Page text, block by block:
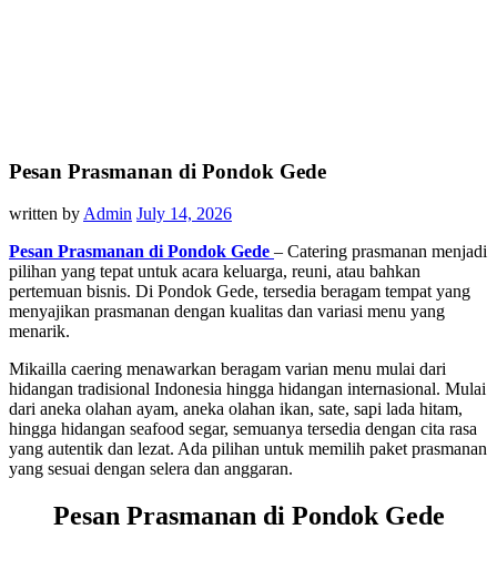
Pesan Prasmanan di Pondok Gede
written byAdmin July 14, 2026
Pesan Prasmanan di Pondok Gede – Catering prasmanan menjadi
pilihan yang tepat untuk acara keluarga, reuni, atau bahkan
pertemuan bisnis. Di Pondok Gede, tersedia beragam tempat yang
menyajikan prasmanan dengan kualitas dan variasi menu yang
menarik.
Mikailla caering menawarkan beragam varian menu mulai dari
hidangan tradisional Indonesia hingga hidangan internasional. Mulai
dari aneka olahan ayam, aneka olahan ikan, sate, sapi lada hitam,
hingga hidangan seafood segar, semuanya tersedia dengan cita rasa
yang autentik dan lezat. Ada pilihan untuk memilih paket prasmanan
yang sesuai dengan selera dan anggaran.
Pesan Prasmanan di Pondok Gede